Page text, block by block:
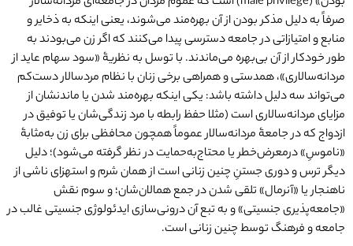
صرفاً به دلیل مذکر بودن از آن بهره‌مند می‌شوند، یعنی اینکه به ذخایر و
منابع و امتیازاتی در جامعه دسترسی پیدا می‌کنند که اگر زن می‌بودند به
طور خودکار از آن بی‌بهره می‌ماندند. با توسل به نظریۀ «سود سهام عاید از
مردانه‌سالاری»، همدستی و همراهی برخی زنان با نظام مردسالار دست‌کم
می‌تواند سه دلیل داشته باشد: یکی اینکه بهره‌مند شدن یا ماندنشان از
مزایای مردانه‌سالاری است (مثلا حفظ رابطه با مرد زندگی‌شان یا توفیق در
ازدواج که در جامعۀ مردانه‌سالار عموماً همچون محافظی برای زن به‌مثابۀ
«ناموسِ» در‌معرض‌خطر یا محتاج‌به‌حمایت در نظر گرفته می‌شود)؛ دلیل
دیگر ترس و دوری جستنِ چنین زنانی است از همان شرم و استهزای ناشی از
ناهنجار یا «آنرمال» تلقی شدن در جمع همالان‌شان؛ و سوم نقش
«جامعه‌پذیری جنسیتی» و به تبع آن درونی‌سازی ایدئولوژی جنسیتی غالب در
جامعه و فرهنگ توسط چنین زنانی است.